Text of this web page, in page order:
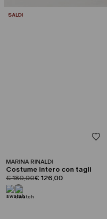
CATEGORIA:
SALDI
MARINA RINALDI
Costume intero con tagli
product.price.original
€ 180,00product.price.sale
€ 126,00